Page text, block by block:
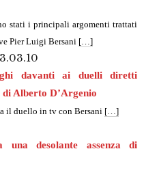
stati i principali argomenti trattati
Pier Luigi Bersani […]
davanti ai duelli diretti
Alberto D’Argenio
il duello in tv con Bersani […]
una desolante assenza di